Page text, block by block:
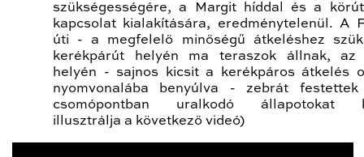
szükségességére, a Margit híddal és a
kapcsolat kialakítására, eredménytelenül. A
úti - a megfelelő minőségű átkeléshez
kerékpárút helyén ma teraszok állnak, az
helyén - sajnos kicsit a kerékpáros átkelés
nyomvonalába benyúlva - zebrát
csomópontban uralkodó állapotokat
illusztrálja a következő videó)